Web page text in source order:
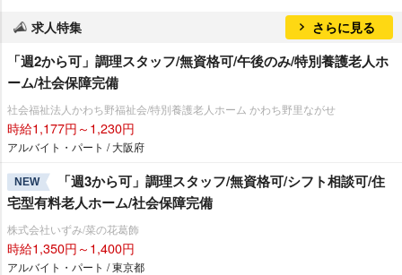
求人特集 さらに見る
「週2から可」調理スタッフ/無資格可/午後のみ/特別養護老人ホ
ーム/社会保障完備
社会福祉法人かわち野福祉会/特別養護老人ホーム かわち野里ながせ
時給1,177円～1,230円
アルバイト・パート / 大阪府
NEW
「週3から可」調理スタッフ/無資格可/シフト相談可/住
宅型有料老人ホーム/社会保障完備
株式会社いずみ/菜の花葛飾
時給1,350円～1,400円
アルバイト・パート / 東京都